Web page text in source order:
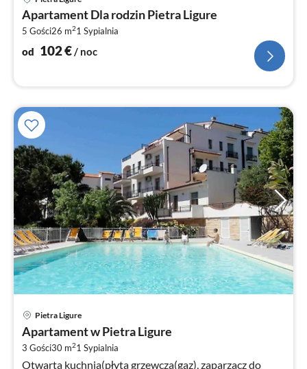
Apartament Dla rodzin Pietra Ligure
5 Gości26 m21 Sypialnia
od 102€/ noc
Pietra Ligure
Apartament w Pietra Ligure
3 Gości30 m21 Sypialnia
Otwarta kuchnia(płyta grzewcza(gaz), zaparzacz do